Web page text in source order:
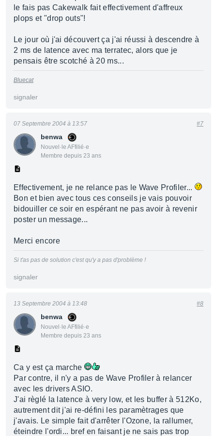
le fais pas Cakewalk fait effectivement d'affreux
plops et "drop outs"!
Le jour où j'ai découvert ça j'ai réussi à descendre à
2 ms de latence avec ma terratec, alors que je
pensais être scotché à 20 ms...
Bluecat
signaler
benwa
Nouvel·le AFfilié·e
Membre depuis 23 ans
07 Septembre 2004 à 13:57 #7
Effectivement, je ne relance pas le Wave Profiler...
Bon et bien avec tous ces conseils je vais pouvoir
bidouiller ce soir en espérant ne pas avoir à revenir
poster un message...
Merci encore
Si t'as pas de solution c'est qu'y a pas d'problème !
signaler
benwa
Nouvel·le AFfilié·e
Membre depuis 23 ans
13 Septembre 2004 à 13:48 #8
Ca y est ça marche
Par contre, il n'y a pas de Wave Profiler à relancer
avec les drivers ASIO.
J'ai règlé la latence à very low, et les buffer à 512Ko,
autrement dit j'ai re-défini les paramètrages que
j'avais. Le simple fait d'arrêter l'Ozone, la rallumer,
éteindre l'ordi... bref en faisant je ne sais pas trop